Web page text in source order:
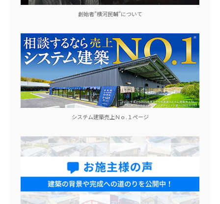
創始者"横河民輔"について
システム建築売上Ｎｏ.１ぺージ